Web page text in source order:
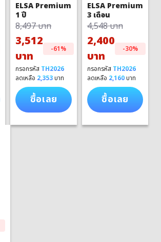
ELSA Premium
1 ปี
8,497 บาท
3,512
บาท
-61%
กรอกรหัส TH2026
ลดเหลือ 2,353บาท
ซื้อเลย
ELSA Premium
3 เดือน
4,548 บาท
2,400
บาท
-30%
กรอกรหัส TH2026
ลดเหลือ 2,160บาท
ซื้อเลย